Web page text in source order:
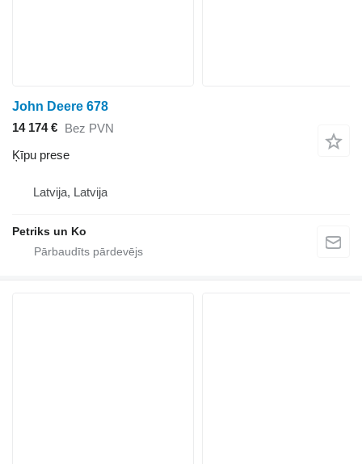
John Deere 678
14 174 € Bez PVN
Ķīpu prese
Latvija, Latvija
Petriks un Ko